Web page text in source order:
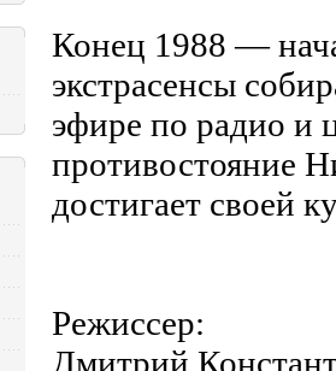
Конец 1988 —
экстрасенсы
эфире по радио и
противостояние
достигает своей
Режиссер:
Дмитрий